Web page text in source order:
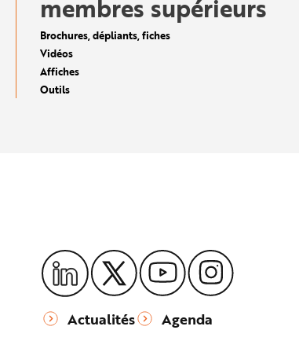
membres supérieurs
Brochures, dépliants, fiches
Vidéos
Affiches
Outils
Actualités Agenda